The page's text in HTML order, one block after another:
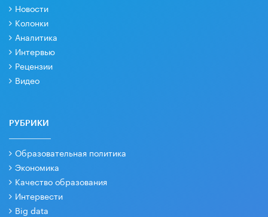
Новости
Колонки
Аналитика
Интервью
Рецензии
Видео
РУБРИКИ
Образовательная политика
Экономика
Качество образования
Интервести
Big data